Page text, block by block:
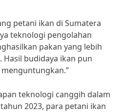
petani ikan di Sumatera
teknologi pengolahan
pakan yang lebih
budidaya ikan pun
teknologi canggih dalam
2023, para petani ikan